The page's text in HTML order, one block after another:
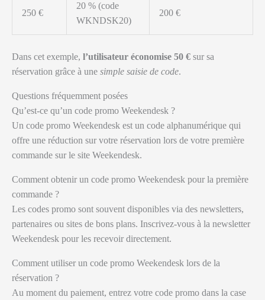
250 €
20 % (code
WKNDSK20)
200 €
Dans cet exemple, l’utilisateur économise 50 € sur sa
réservation grâce à une simple saisie de code.
Questions fréquemment posées
Qu’est-ce qu’un code promo Weekendesk ?
Un code promo Weekendesk est un code alphanumérique qui
offre une réduction sur votre réservation lors de votre première
commande sur le site Weekendesk.
Comment obtenir un code promo Weekendesk pour la première
commande ?
Les codes promo sont souvent disponibles via des newsletters,
partenaires ou sites de bons plans. Inscrivez-vous à la newsletter
Weekendesk pour les recevoir directement.
Comment utiliser un code promo Weekendesk lors de la
réservation ?
Au moment du paiement, entrez votre code promo dans la case